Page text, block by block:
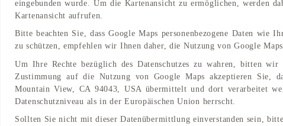
eingebunden wurde. Um die Kartenansicht zu ermöglichen, werden
Kartenansicht aufrufen.
Bitte beachten Sie, dass Google Maps personenbezogene Daten wie
zu schützen, empfehlen wir Ihnen daher, die Nutzung von Google
Um Ihre Rechte bezüglich des Datenschutzes zu wahren, bitten
Zustimmung auf die Nutzung von Google Maps akzeptieren Sie,
Mountain View, CA 94043, USA übermittelt und dort verarbeitet
Datenschutzniveau als in der Europäischen Union herrscht.
Sollten Sie nicht mit dieser Datenübermittlung einverstanden sein,